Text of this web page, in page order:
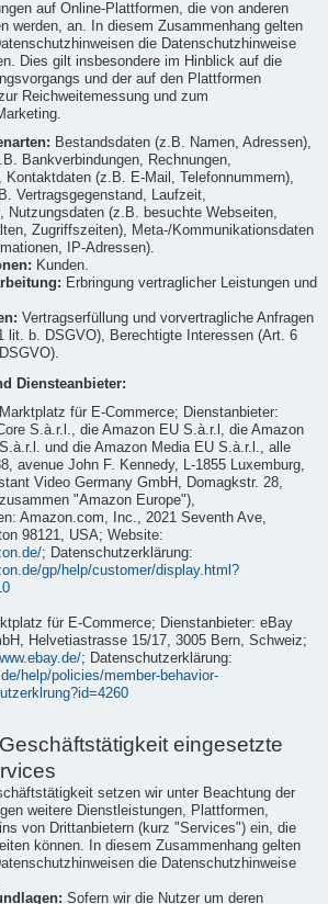
auf Online-Plattformen, die von anderen
werden, an. In diesem Zusammenhang gelten
die Datenschutzhinweise
Dies gilt insbesondere im Hinblick auf die
und der auf den Plattformen
Reichweitemessung und zum
Bestandsdaten (z.B. Namen, Adressen),
Bankverbindungen, Rechnungen,
Kontaktdaten (z.B. E-Mail, Telefonnummern),
Vertragsgegenstand, Laufzeit,
Nutzungsdaten (z.B. besuchte Webseiten,
Zugriffszeiten), Meta-/Kommunikationsdaten
IP-Adressen).
Kunden.
Erbringung vertraglicher Leistungen und
Vertragserfüllung und vorvertragliche Anfragen
lit. b. DSGVO), Berechtigte Interessen (Art. 6
Diensteanbieter:
für E-Commerce; Dienstanbieter:
S.à.r.l., die Amazon EU S.à.r.l, die Amazon
und die Amazon Media EU S.à.r.l., alle
avenue John F. Kennedy, L-1855 Luxemburg,
Video Germany GmbH, Domagkstr. 28,
"Amazon Europe"),
Amazon.com, Inc., 2021 Seventh Ave,
98121, USA; Website:
; Datenschutzerklärung:
gp/help/customer/display.html?
für E-Commerce; Dienstanbieter: eBay
Helvetiastrasse 15/17, 3005 Bern, Schweiz;
; Datenschutzerklärung:
help/policies/member-behavior-
eingesetzte
setzen wir unter Beachtung der
weitere Dienstleistungen, Plattformen,
von Drittanbietern (kurz "Services") ein, die
können. In diesem Zusammenhang gelten
die Datenschutzhinweise
Sofern wir die Nutzer um deren